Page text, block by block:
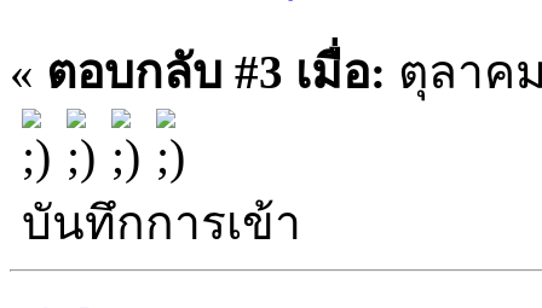
« ตอบกลับ #3 เมื่อ: ตุลาคม
บันทึกการเข้า